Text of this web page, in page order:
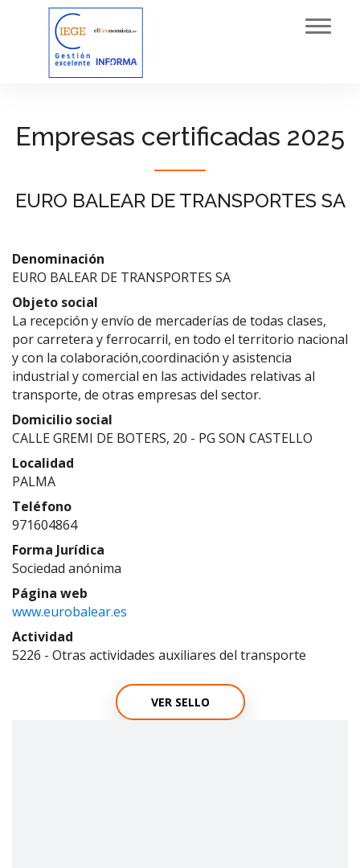
Empresas certificadas 2025
EURO BALEAR DE TRANSPORTES SA
Denominación
EURO BALEAR DE TRANSPORTES SA
Objeto social
La recepción y envío de mercaderías de todas clases,
por carretera y ferrocarril, en todo el territorio nacional
y con la colaboración,coordinación y asistencia
industrial y comercial en las actividades relativas al
transporte, de otras empresas del sector.
Domicilio social
CALLE GREMI DE BOTERS, 20 - PG SON CASTELLO
Localidad
PALMA
Teléfono
971604864
Forma Jurídica
Sociedad anónima
Página web
www.eurobalear.es
Actividad
5226 - Otras actividades auxiliares del transporte
VER SELLO